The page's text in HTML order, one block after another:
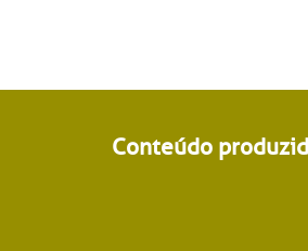
Conteúdo